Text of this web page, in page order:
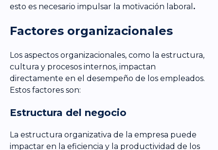
esto es necesario impulsar la motivación laboral .
Factores organizacionales
Los aspectos organizacionales, como la estructura,
cultura y procesos internos, impactan
directamente en el desempeño de los empleados.
Estos factores son:
Estructura del negocio
La estructura organizativa de la empresa puede
impactar en la eficiencia y la productividad de los